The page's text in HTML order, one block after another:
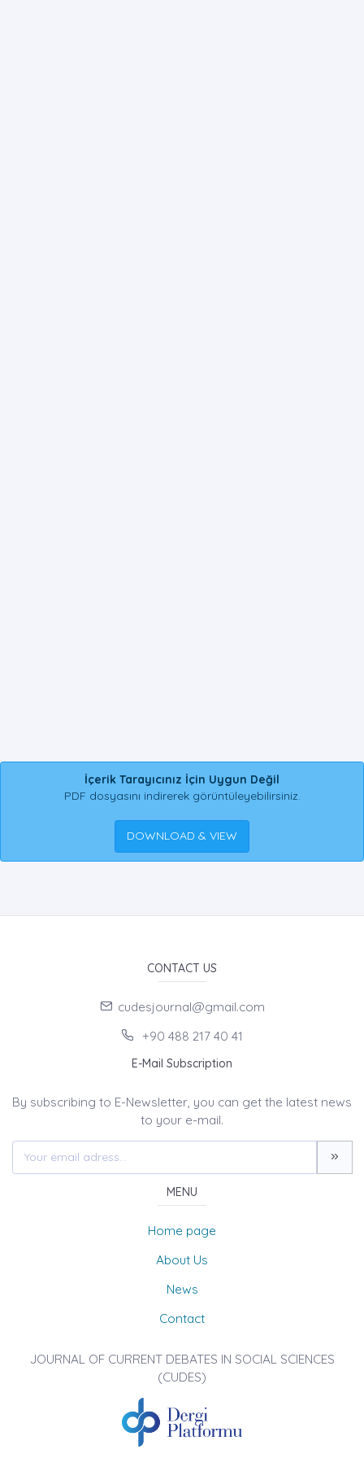
İçerik Tarayıcınız İçin Uygun Değil
PDF dosyasını indirerek görüntüleyebilirsiniz.
DOWNLOAD & VIEW
CONTACT US
cudesjournal@gmail.com
+90 488 217 40 41
E-Mail Subscription
By subscribing to E-Newsletter, you can get the latest news
to your e-mail.
MENU
Home page
About Us
News
Contact
JOURNAL OF CURRENT DEBATES IN SOCIAL SCIENCES
(CUDES)